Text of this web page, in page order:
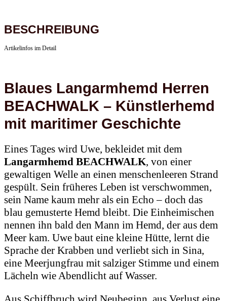
BESCHREIBUNG
Artikelinfos im Detail
Blaues Langarmhemd Herren
BEACHWALK – Künstlerhemd
mit maritimer Geschichte
Eines Tages wird Uwe, bekleidet mit dem
Langarmhemd BEACHWALK, von einer
gewaltigen Welle an einen menschenleeren Strand
gespült. Sein früheres Leben ist verschwommen,
sein Name kaum mehr als ein Echo – doch das
blau gemusterte Hemd bleibt. Die Einheimischen
nennen ihn bald den Mann im Hemd, der aus dem
Meer kam. Uwe baut eine kleine Hütte, lernt die
Sprache der Krabben und verliebt sich in Sina,
eine Meerjungfrau mit salziger Stimme und einem
Lächeln wie Abendlicht auf Wasser.